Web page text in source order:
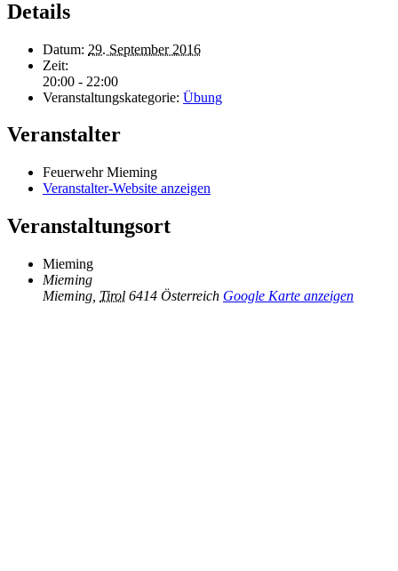
Details
Datum: 29. September 2016
Zeit:
20:00 - 22:00
Veranstaltungskategorie: Übung
Veranstalter
Feuerwehr Mieming
Veranstalter-Website anzeigen
Veranstaltungsort
Mieming
Mieming
Mieming Tirol 6414 Österreich Google Karte anzeigen